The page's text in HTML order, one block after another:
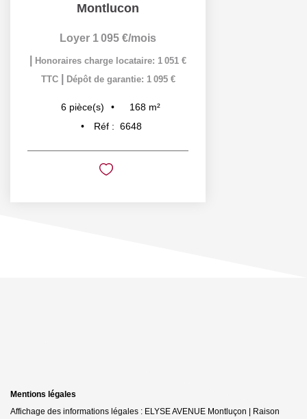
Montlucon
Loyer 1 095 €/mois
Honoraires charge locataire: 1 051 €
TTC
Dépôt de garantie: 1 095 €
6 pièce(s) 168 m²
Réf : 6648
Mentions légales
Affichage des informations légales : ELYSE AVENUE Montluçon | Raison